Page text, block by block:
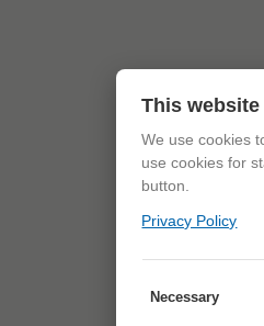
This
We use cookies
use cookies for
button.
Privacy Policy
Necessary